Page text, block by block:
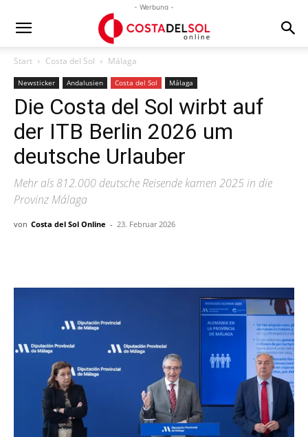
- Werbung -
Start Costa del Sol Málaga
Newsticker Andalusien Costa del Sol Málaga
Die Costa del Sol wirbt auf
der ITB Berlin 2026 um
deutsche Urlauber
Mehr als 812.000 deutsche Reisende kamen 2025 in die
Provinz Málaga
von Costa del Sol Online - 23. Februar 2026